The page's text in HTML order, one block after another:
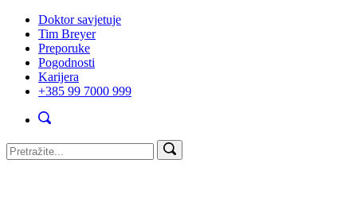
Doktor savjetuje
Tim Breyer
Preporuke
Pogodnosti
Karijera
+385 99 7000 999